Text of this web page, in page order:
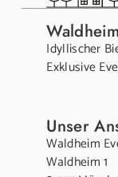
Idyllischer
Exklusive
Unser
Waldheim
Waldheim 1